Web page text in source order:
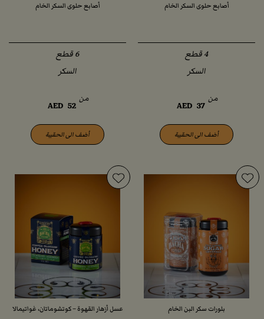
أصابع حلوى السكر الخام
السكر
من
AED 37
أضف الى الحقيبة
أصابع حلوى السكر الخام
السكر
من
AED 52
أضف الى الحقيبة
بلورات سكر البن الخام عسل أزهار القهوة – كوتشوماتان، غواتيمالا